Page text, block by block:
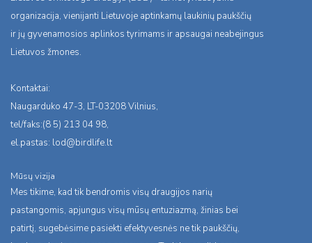
organizacija, vienijanti Lietuvoje aptinkamų laukinių paukščių
ir jų gyvenamosios aplinkos tyrimams ir apsaugai neabejingus
Lietuvos žmones.
Kontaktai:
Naugarduko 47-3, LT-03208 Vilnius,
tel/faks:(8 5) 213 04 98,
el.pastas: lod@birdlife.lt
Mūsų vizija
Mes tikime, kad tik bendromis visų draugijos narių
pastangomis, apjungus visų mūsų entuziazmą, žinias bei
patirtį, sugebėsime pasiekti efektyvesnės ne tik paukščių,